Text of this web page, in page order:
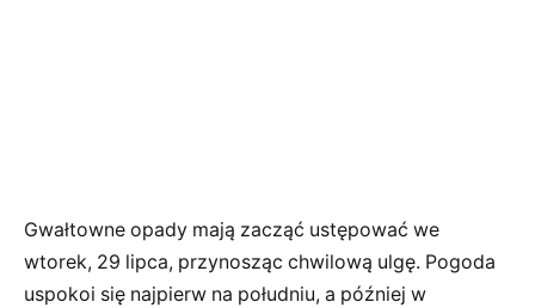
Gwałtowne opady mają zacząć ustępować we
wtorek, 29 lipca, przynosząc chwilową ulgę. Pogoda
uspokoi się najpierw na południu, a później w